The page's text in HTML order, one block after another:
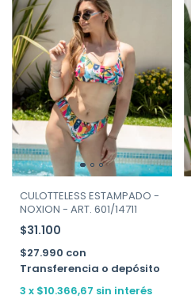
CULOTTELESS ESTAMPADO -
NOXION - ART. 601/14711
$31.100
$27.990 con
Transferencia o depósito
3 x $10.366,67 sin interés